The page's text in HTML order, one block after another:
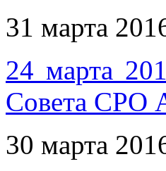
31 марта
24 марта
Совета СРО
30 марта